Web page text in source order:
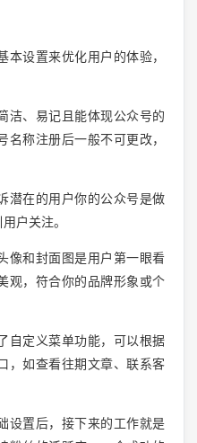
本设置来优化用户的体验，
洁、易记且能体现公众号的
名称注册后一般不可更改，
潜在的用户你的公众号是做
户关注。
像和封面图是用户第一眼看
观，符合你的品牌形象或个
自定义菜单功能，可以根据
，如查看往期文章、联系客
设置后，接下来的工作就是